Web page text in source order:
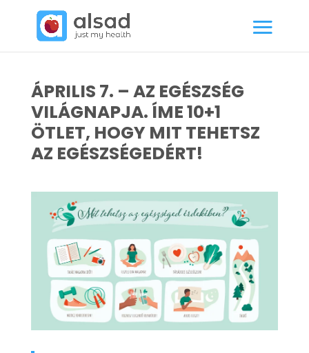
ÁPRILIS 7. – AZ EGÉSZSÉG
VILÁGNAPJA. ÍME 10+1
ÖTLET, HOGY MIT TEHETSZ
AZ EGÉSZSÉGEDÉRT!